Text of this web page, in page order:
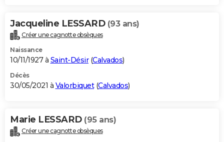
Jacqueline LESSARD (93 ans)
Créer une cagnotte obsèques
Naissance
10/11/1927 à Saint-Désir(Calvados)
Décès
30/05/2021 à Valorbiquet(Calvados)
Marie LESSARD (95 ans)
Créer une cagnotte obsèques